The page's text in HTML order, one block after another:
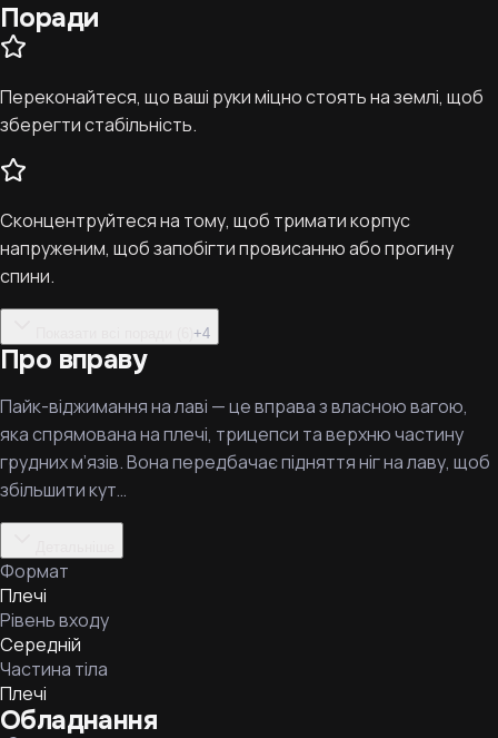
Поради
Переконайтеся, що ваші руки міцно стоять на землі, щоб
зберегти стабільність.
Сконцентруйтеся на тому, щоб тримати корпус
напруженим, щоб запобігти провисанню або прогину
спини.
+4
Про вправу
Пайк-віджимання на лаві — це вправа з власною вагою,
яка спрямована на плечі, трицепси та верхню частину
грудних м’язів. Вона передбачає підняття ніг на лаву, щоб
збільшити кут…
Формат
Плечі
Рівень входу
Середній
Частина тіла
Плечі
Обладнання